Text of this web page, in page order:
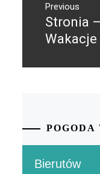
wpisuPrevious
Previous
post:
Stronia
Wakacje
POGODA